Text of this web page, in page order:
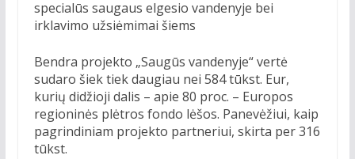
specialūs saugaus elgesio vandenyje bei
irklavimo užsiėmimai šiems
Bendra projekto „Saugūs vandenyje“ vertė
sudaro šiek tiek daugiau nei 584 tūkst. Eur,
kurių didžioji dalis – apie 80 proc. – Europos
regioninės plėtros fondo lėšos. Panevėžiui, kaip
pagrindiniam projekto partneriui, skirta per 316
tūkst.